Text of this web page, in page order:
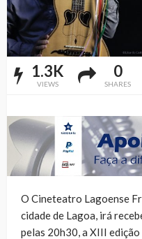
1.3K
VIEWS
0
SHARES
O Cineteatro Lagoense
cidade de Lagoa, irá
pelas 20h30, a XIII